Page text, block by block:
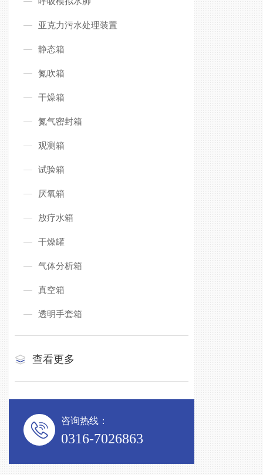
亚克力污水处理装置
静态箱
氮吹箱
干燥箱
氮气密封箱
观测箱
试验箱
厌氧箱
放疗水箱
干燥罐
气体分析箱
真空箱
透明手套箱
查看更多
咨询热线：
0316-7026863